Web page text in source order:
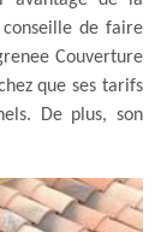
de faire
Couverture
que ses tarifs
De plus, son